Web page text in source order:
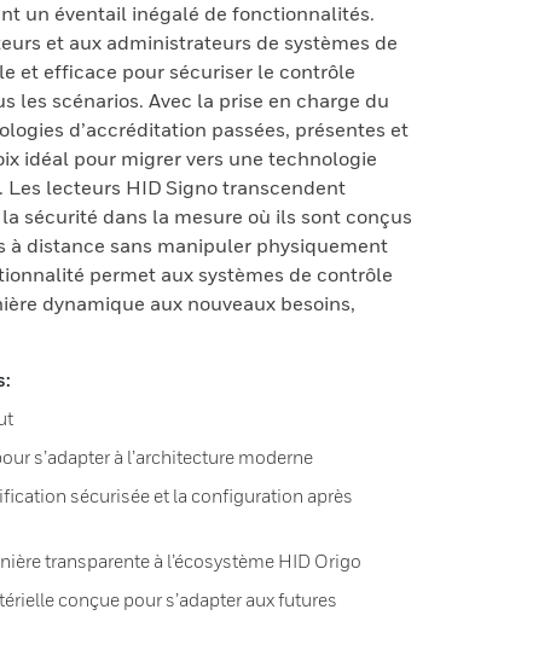
un éventail inégalé de fonctionnalités.
et aux administrateurs de systèmes de
et efficace pour sécuriser le contrôle
les scénarios. Avec la prise en charge du
d’accréditation passées, présentes et
idéal pour migrer vers une technologie
Les lecteurs HID Signo transcendent
sécurité dans la mesure où ils sont conçus
à distance sans manipuler physiquement
permet aux systèmes de contrôle
dynamique aux nouveaux besoins,
s’adapter à l’architecture moderne
sécurisée et la configuration après
transparente à l’écosystème HID Origo
conçue pour s’adapter aux futures